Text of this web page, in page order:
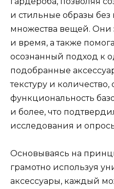
и стильные образы
множества вещей. Они
и время, а также
осознанный подход к
подобранные
текстуру и
функциональность
и более, что
исследования и
Основываясь на
грамотно используя
аксессуары, каждый